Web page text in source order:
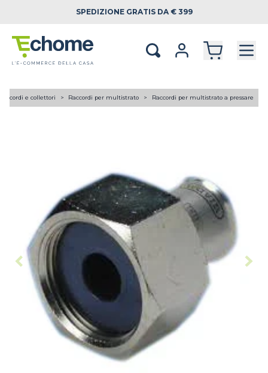
SPEDIZIONE GRATIS DA € 399
e collettori Raccordi per multistrato Raccordi per multistrato a pressare